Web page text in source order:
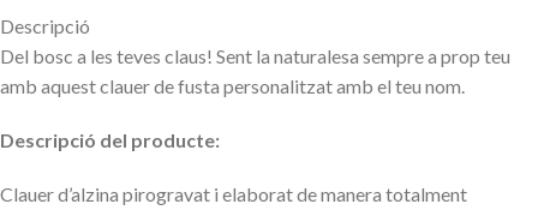
Descripció
Del bosc a les teves claus! Sent la naturalesa sempre a prop teu
amb aquest clauer de fusta personalitzat amb el teu nom.
Descripció del producte:
Clauer d’alzina pirogravat i elaborat de manera totalment